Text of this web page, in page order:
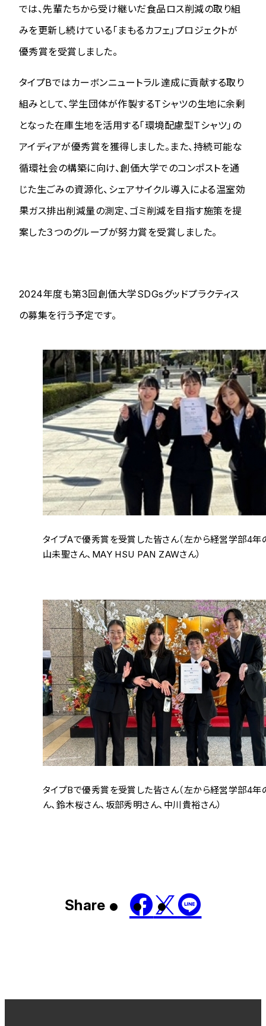
では、先輩たちから受け継いだ食品ロス削減の取り組
みを更新し続けている「まもるカフェ」プロジェクトが
優秀賞を受賞しました。
タイプBではカーボンニュートラル達成に貢献する取り
組みとして、学生団体が作製するTシャツの生地に余剰
となった在庫生地を活用する「環境配慮型Tシャツ」の
アイディアが優秀賞を獲得しました。また、持続可能な
循環社会の構築に向け、創価大学でのコンポストを通
じた生ごみの資源化、シェアサイクル導入による温室効
果ガス排出削減量の測定、ゴミ削減を目指す施策を提
案した３つのグループが努力賞を受賞しました。
2024年度も第3回創価大学SDGsグッドプラクティス
の募集を行う予定です。
タイプAで優秀賞を受賞した皆さん（左から経営学部4年
山未聖さん、MAY HSU PAN ZAWさん）
タイプBで優秀賞を受賞した皆さん（左から経営学部4
ん、鈴木桜さん、坂部秀明さん、中川貴裕さん）
Share